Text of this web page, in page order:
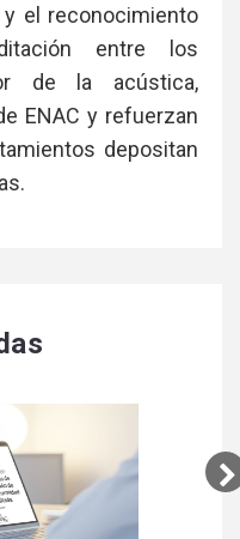
el reconocimiento
entre los
de la acústica,
ENAC y refuerzan
depositan